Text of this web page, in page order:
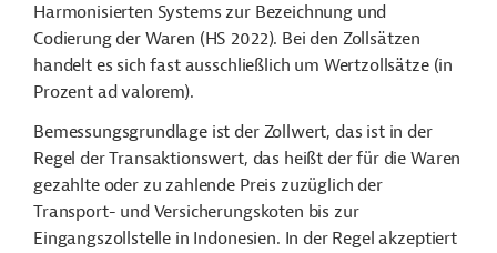
Harmonisierten Systems zur Bezeichnung und
Codierung der Waren (HS 2022). Bei den Zollsätzen
handelt es sich fast ausschließlich um Wertzollsätze (in
Prozent ad valorem).
Bemessungsgrundlage ist der Zollwert, das ist in der
Regel der Transaktionswert, das heißt der für die Waren
gezahlte oder zu zahlende Preis zuzüglich der
Transport- und Versicherungskoten bis zur
Eingangszollstelle in Indonesien. In der Regel akzeptiert